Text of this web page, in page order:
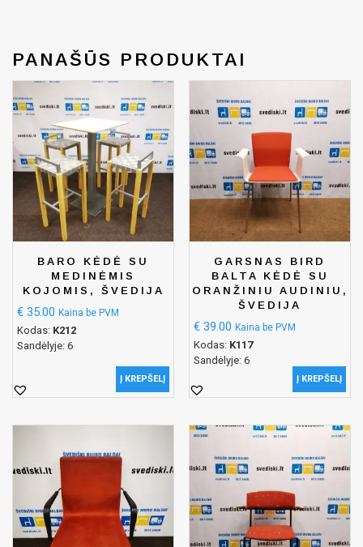
PANAŠŪS PRODUKTAI
BARO KĖDĖ SU
MEDINĖMIS
KOJOMIS, ŠVEDIJA
€ 35.00 Kaina be PVM
Kodas: K212
Sandėlyje: 6
Į KREPŠELĮ
GARSNAS BIRD
BALTA KĖDĖ SU
ORANŽINIU AUDINIU,
ŠVEDIJA
€ 39.00 Kaina be PVM
Kodas: K117
Sandėlyje: 6
Į KREPŠELĮ